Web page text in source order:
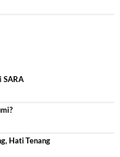
SARA
Hati Tenang